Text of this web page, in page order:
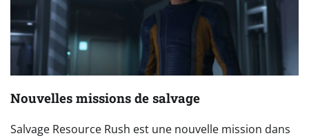
Nouvelles missions de salvage
Salvage Resource Rush est une nouvelle mission dans